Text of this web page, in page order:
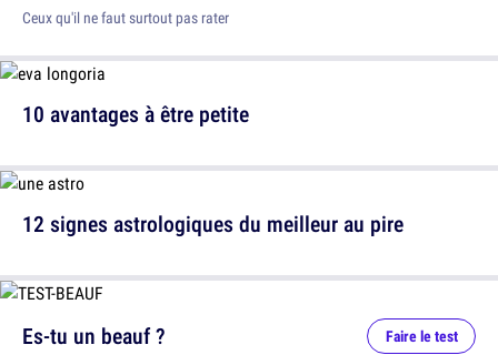
Ceux qu'il ne faut surtout pas rater
10 avantages à être petite
12 signes astrologiques du meilleur au pire
Es-tu un beauf ? Faire le test